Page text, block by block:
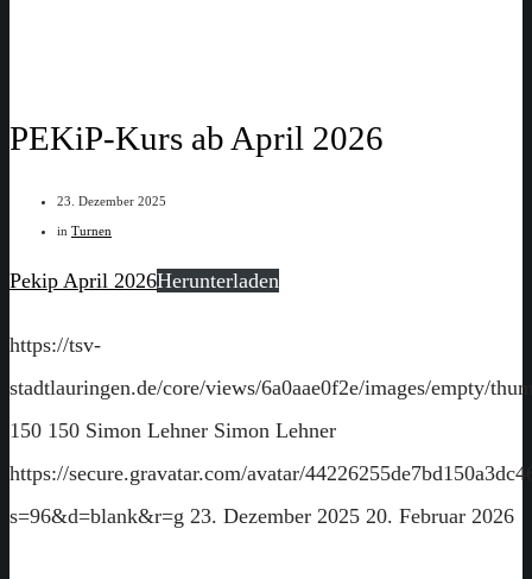
PEKiP-Kurs ab April 2026
23. Dezember 2025
in Turnen
Pekip April 2026Herunterladen
https://tsv-
stadtlauringen.de/core/views/6a0aae0f2e/images/empty/
150 150 Simon Lehner Simon Lehner
https://secure.gravatar.com/avatar/
s=96&d=blank&r=g 23. Dezember 2025 20. Februar 2026